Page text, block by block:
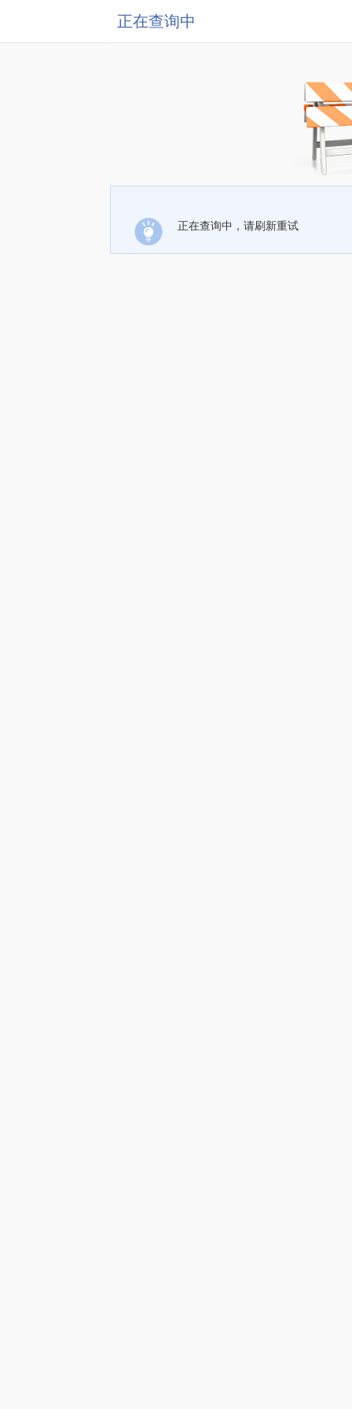
正在查询中
正在查询中，请刷新重试